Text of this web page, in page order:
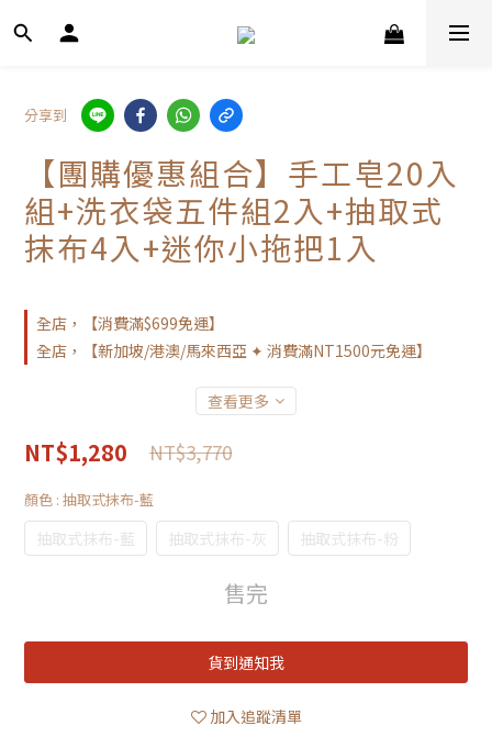
分享到
【團購優惠組合】手工皂20入
組+洗衣袋五件組2入+抽取式
抹布4入+迷你小拖把1入
全店，【消費滿$699免運】
全店，【新加坡/港澳/馬來西亞 ✦ 消費滿NT1500元免運】
查看更多
NT$1,280 NT$3,770
顏色 : 抽取式抹布-藍
抽取式抹布-藍 抽取式抹布-灰 抽取式抹布-粉
售完
貨到通知我
加入追蹤清單